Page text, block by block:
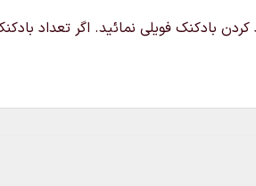
بادکنک فویلی نمائید. اگر تعداد